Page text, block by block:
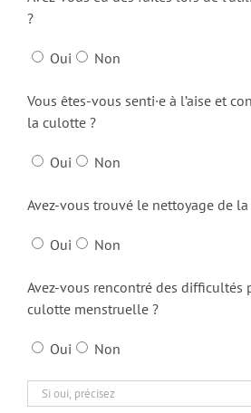
?
Oui Non
Vous êtes-vous senti·e à l’aise et
la culotte ?
Oui Non
Avez-vous trouvé le nettoyage de
Oui Non
Avez-vous rencontré des difficultés
culotte menstruelle ?
Oui Non